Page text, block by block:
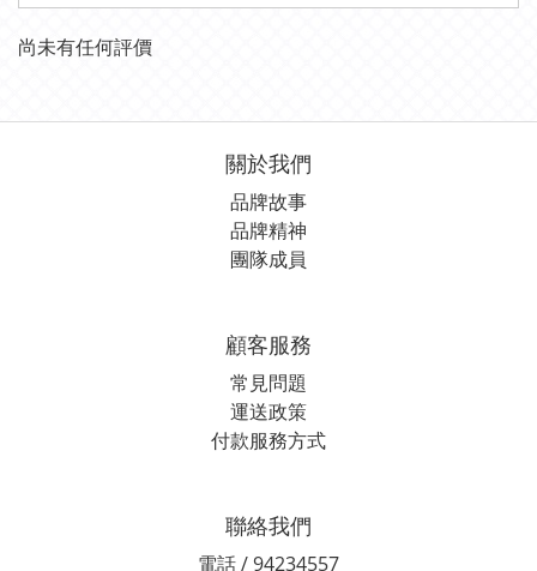
尚未有任何評價
關於我們
品牌故事
品牌精神
團隊成員
顧客服務
常見問題
運送政策
付款服務方式
聯絡我們
電話 / 94234557